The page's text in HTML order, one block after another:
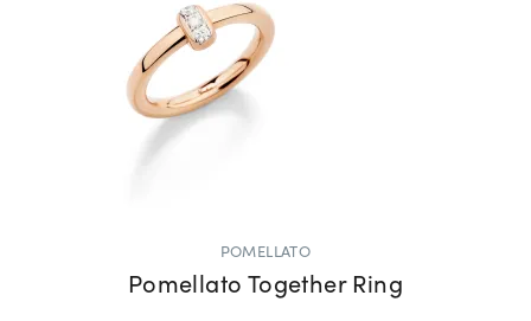
POMELLATO
Pomellato Together Ring